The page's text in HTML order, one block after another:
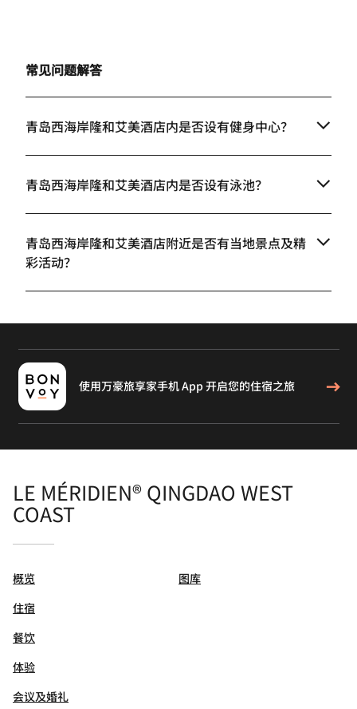
常见问题解答
青岛西海岸隆和艾美酒店内是否设有健身中心？
青岛西海岸隆和艾美酒店内是否设有泳池？
青岛西海岸隆和艾美酒店附近是否有当地景点及精
彩活动？
使用万豪旅享家手机 App 开启您的住宿之旅
LE MÉRIDIEN® QINGDAO WEST
COAST
概览
住宿
餐饮
体验
会议及婚礼
图库